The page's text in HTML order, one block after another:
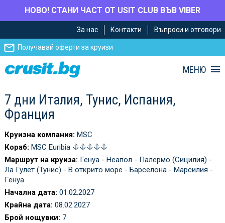
НОВО! СТАНИ ЧАСТ ОТ USIT CLUB ВЪВ VIBER
главното
съдържание
Навигацията
За нас Контакти Въпроси и отговори
Получавай оферти за круизи
МЕНЮ
7 дни Италия, Тунис, Испания,
Франция
Круизна компания: MSC
Кораб: MSC Euribia
Маршрут на круиза: Генуа - Неапол - Палермо (Сицилия) -
Ла Гулет (Тунис) - В открито море - Барселона - Марсилия -
Генуа
Начална дата: 01.02.2027
Крайна дата: 08.02.2027
Брой нощувки: 7